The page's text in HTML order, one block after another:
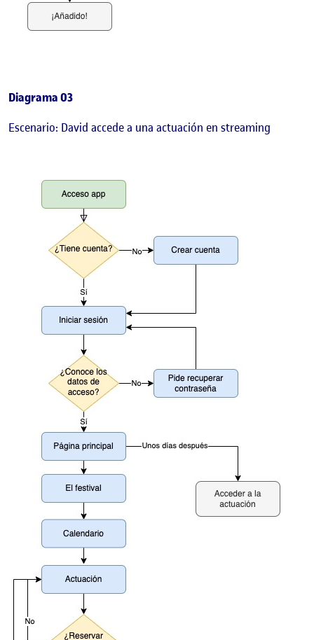
Diagrama 03
Escenario: David accede a una actuación en streaming